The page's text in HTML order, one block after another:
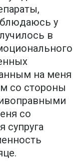
у
в
на меня
со стороны
со
супруга